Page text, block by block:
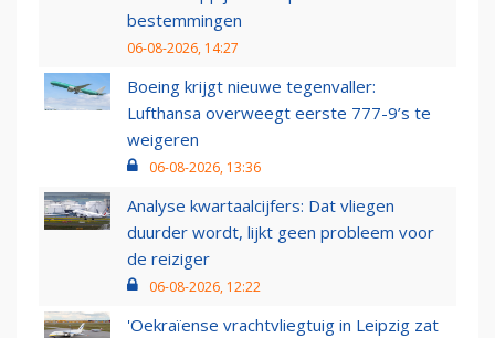
bestemmingen
06-08-2026, 14:27
Boeing krijgt nieuwe tegenvaller:
Lufthansa overweegt eerste 777-9’s te
weigeren
06-08-2026, 13:36
Analyse kwartaalcijfers: Dat vliegen
duurder wordt, lijkt geen probleem voor
de reiziger
06-08-2026, 12:22
'Oekraïense vrachtvliegtuig in Leipzig zat